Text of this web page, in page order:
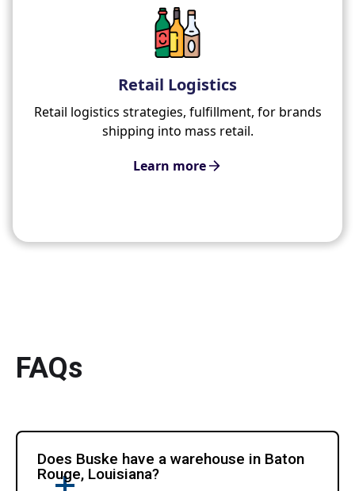
Retail Logistics
Retail logistics strategies, fulfillment, for brands
shipping into mass retail.
Learn more
FAQs
Does Buske have a warehouse in Baton
Rouge, Louisiana?